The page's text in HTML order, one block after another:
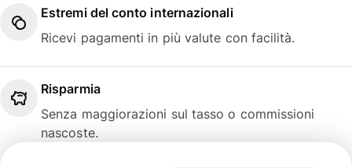
Estremi del conto internazionali
Ricevi pagamenti in più valute con facilità.
Risparmia
Senza maggiorazioni sul tasso o commissioni
nascoste.